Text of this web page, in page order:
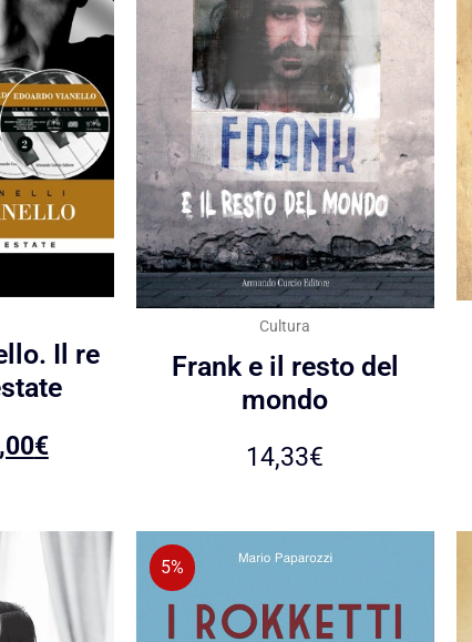
Il re
€
Cultura
Frank e il resto del
mondo
14,33€
5%